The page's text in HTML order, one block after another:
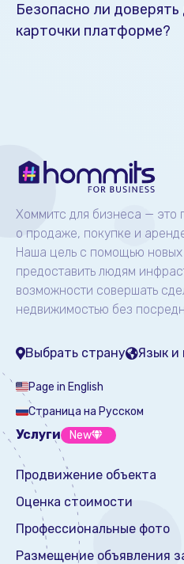
Безопасно ли
карточки платформе?
Хоммитс для бизнеса — это
о продаже, покупке и
Наша цель с помощью новых
предоставить людям
возможности совершать
недвижимостью без
Выбрать страну Язык и
Page in English
Страница на Русском
Услуги New
Продвижение объекта
Оценка стоимости
Профессиональные фото
Размещение объявления